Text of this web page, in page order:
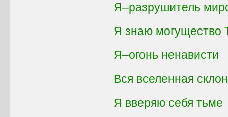
Я–разрушитель
Я знаю могущество
Я–огонь ненависти
Вся вселенная
Я вверяю себя тьме